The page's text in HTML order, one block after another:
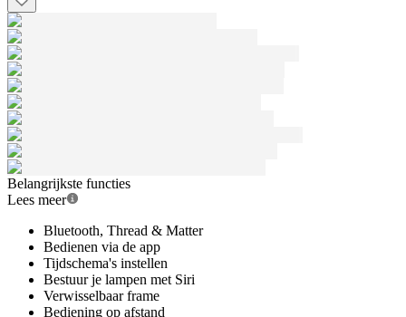
Belangrijkste functies
Lees meer
Bluetooth, Thread & Matter
Bedienen via de app
Tijdschema's instellen
Bestuur je lampen met Siri
Verwisselbaar frame
Bediening op afstand